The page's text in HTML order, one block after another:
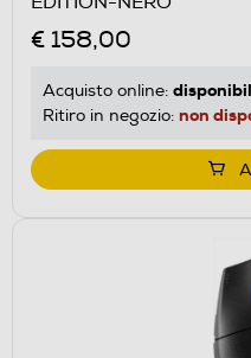
€ 158,00
Acquisto online:
Ritiro in negozio: non